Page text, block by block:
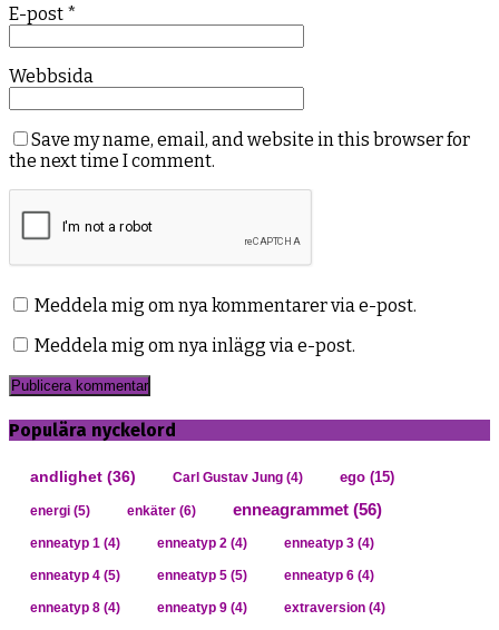
E-post *
Webbsida
Save my name, email, and website in this browser for
the next time I comment.
Meddela mig om nya kommentarer via e-post.
Meddela mig om nya inlägg via e-post.
Populära nyckelord
andlighet (36) Carl Gustav Jung (4) ego (15)
energi (5) enkäter (6) enneagrammet (56)
enneatyp 1 (4) enneatyp 2 (4) enneatyp 3 (4)
enneatyp 4 (5) enneatyp 5 (5) enneatyp 6 (4)
enneatyp 8 (4) enneatyp 9 (4) extraversion (4)